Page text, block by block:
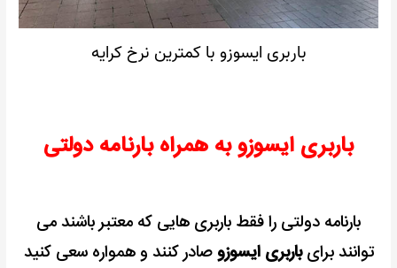
باربری ایسوزو با کمترین نرخ کرایه
باربری ایسوزو به همراه بارنامه دولتی
بارنامه دولتی را فقط باربری هایی که معتبر باشند می
توانند برایباربری ایسوزوصادر کنند و همواره سعی کنید